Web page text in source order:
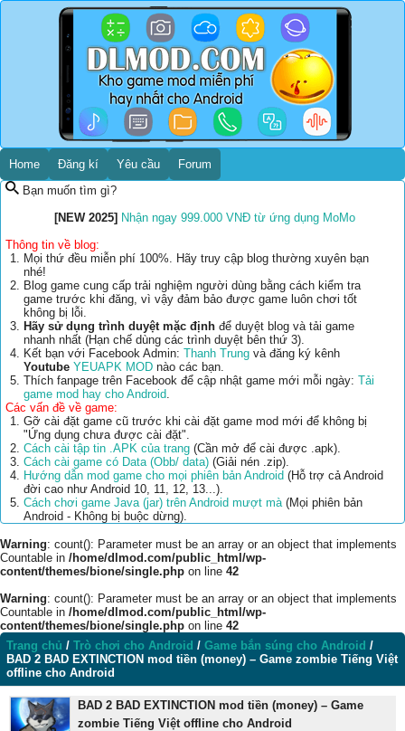
Home Đăng kí Yêu cầu
Forum
Bạn muốn tìm gì?
[NEW 2025] Nhận ngay 999.000 VNĐ từ ứng dụng MoMo
Thông tin về blog:
Mọi thứ đều miễn phí 100%. Hãy truy cập blog thường xuyên bạn
nhé!
Blog game cung cấp trải nghiệm người dùng bằng cách kiểm tra
game trước khi đăng, vì vậy đảm bảo được game luôn chơi tốt
không bị lỗi.
Hãy sử dụng trình duyệt mặc định để duyệt blog và tải game
nhanh nhất (Hạn chế dùng các trình duyệt bên thứ 3).
Kết bạn với Facebook Admin: Thanh Trung và đăng ký kênh
Youtube YEUAPK MOD nào các bạn.
Thích fanpage trên Facebook để cập nhật game mới mỗi ngày: Tải
game mod hay cho Android.
Các vấn đề về game:
Gỡ cài đặt game cũ trước khi cài đặt game mod mới để không bị
"Ứng dụng chưa được cài đặt".
Cách cài tập tin .APK của trang (Cần mở để cài được .apk).
Cách cài game có Data (Obb/ data) (Giải nén .zip).
Hướng dẫn mod game cho mọi phiên bản Android (Hỗ trợ cả Android
đời cao như Android 10, 11, 12, 13...).
Cách chơi game Java (jar) trên Android mượt mà(Mọi phiên bản
Android - Không bị buộc dừng).
Warning: count(): Parameter must be an array or an object that implements
Countable in /home/dlmod.com/public_html/wp-
content/themes/bione/single.php on line 42
Warning: count(): Parameter must be an array or an object that implements
Countable in /home/dlmod.com/public_html/wp-
content/themes/bione/single.php on line 42
Trang chủ / Trò chơi cho Android / Game bắn súng cho Android /
BAD 2 BAD EXTINCTION mod tiền (money) – Game zombie Tiếng Việt
offline cho Android
BAD 2 BAD EXTINCTION mod tiền (money) – Game
zombie Tiếng Việt offline cho Android